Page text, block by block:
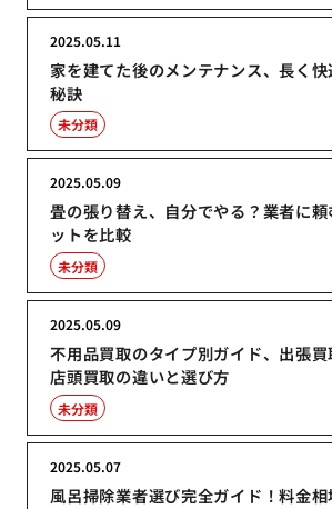
家を建てた後のメンテナンス、長く
秘訣
2025.05.11
未分類
畳の張り替え、自分でやる？業者に
ットを比較
2025.05.09
未分類
不用品買取のタイプ別ガイド、出張買
店頭買取の違いと選び方
2025.05.09
未分類
風呂掃除業者選び完全ガイド！料金
2025.05.07